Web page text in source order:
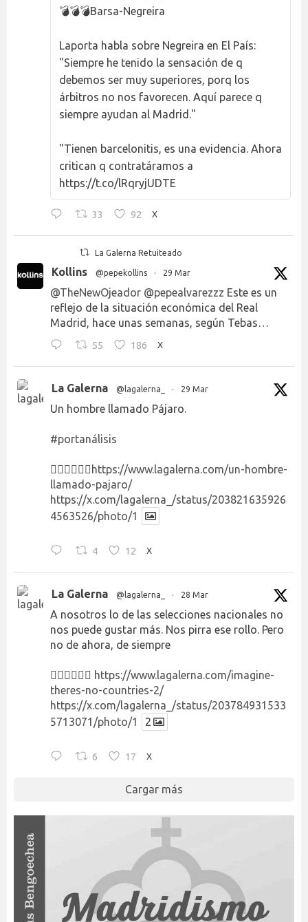
💣💣💣Barsa-Negreira
Laporta habla sobre Negreira en El País:
"Siempre he tenido la sensación de q
debemos ser muy superiores, porq los
árbitros no nos favorecen. Aquí parece q
siempre ayudan al Madrid."
"Tienen barcelonitis, es una evidencia. Ahora
critican q contratáramos a
https://t.co/lRqryjUDTE
33 92 X
La Galerna Retuiteado
Kollins @pepekollins · 29 Mar
@TheNewOjeador @pepealvarezzz Este es un
reflejo de la situación económica del Real
Madrid, hace unas semanas, según Tebas…
55 186 X
La Galerna @lagalerna_ · 29 Mar
Un hombre llamado Pájaro.
#portanálisis
👉🏻👉🏻👉🏻 https://www.lagalerna.com/un-hombre-
llamado-pajaro/
https://x.com/lagalerna_/status/203821635926
4563526/photo/1
4 12 X
La Galerna @lagalerna_ · 28 Mar
A nosotros lo de las selecciones nacionales no
nos puede gustar más. Nos pirra ese rollo. Pero
no de ahora, de siempre
👉🏻👉🏻👉🏻 https://www.lagalerna.com/imagine-
theres-no-countries-2/
https://x.com/lagalerna_/status/203784931533
5713071/photo/1
2
6 17 X
Cargar más